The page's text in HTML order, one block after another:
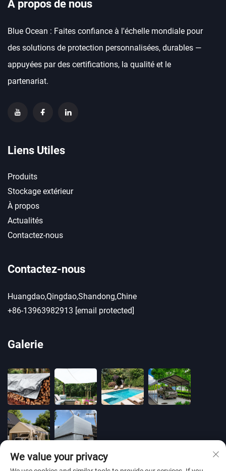
À propos de nous
Blue Ocean : Faites confiance à l'échelle mondiale pour
des solutions de protection personnalisées, durables —
appuyées par des certifications, la qualité et le
partenariat.
Liens Utiles
Produits
Stockage extérieur
À propos
Actualités
Contactez-nous
Contactez-nous
Huangdao,Qingdao,Shandong,Chine
+86-13963982913 [email protected]
Galerie
We value your privacy